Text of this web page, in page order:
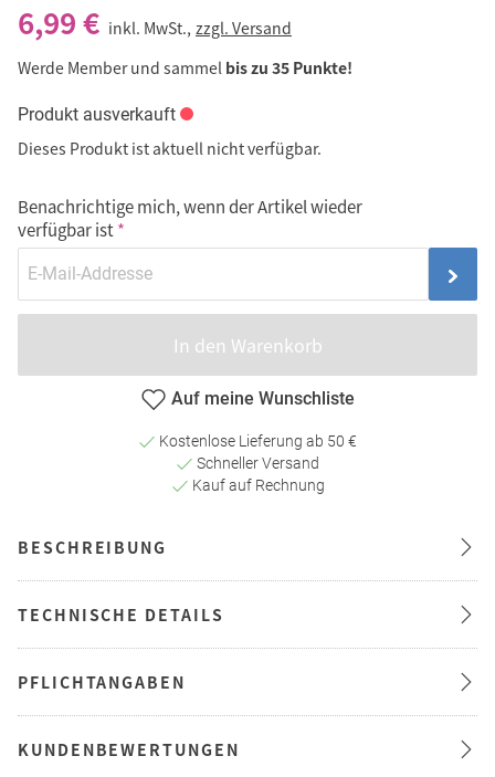
6,99 € inkl. MwSt., zzgl. Versand
Werde Member und sammel bis zu 35 Punkte!
Produkt ausverkauft
Dieses Produkt ist aktuell nicht verfügbar.
Benachrichtige mich, wenn der Artikel wieder
verfügbar ist
In den Warenkorb
Auf meine Wunschliste
Kostenlose Lieferung ab 50 €
Schneller Versand
Kauf auf Rechnung
BESCHREIBUNG
TECHNISCHE DETAILS
PFLICHTANGABEN
KUNDENBEWERTUNGEN